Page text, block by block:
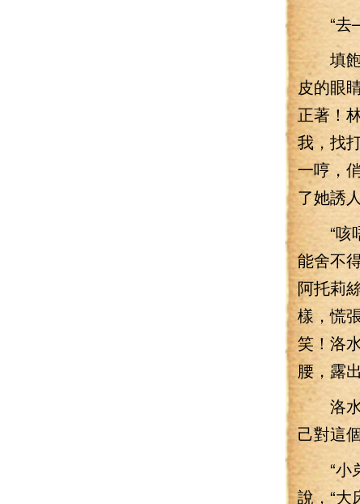
“去
填飽了
皮的眼
正著！
我，找
一哼，
了她誘
“咳唔
能舍不
阿托莉
樣，慌
笑！洛
腰，露
洛水注
己對這
“小弟
說，“大